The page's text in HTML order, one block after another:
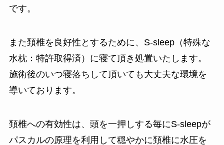
です。
また頚椎を良好性とするために、S-sleep（特殊な
水枕：特許取得済）に寝て頂き処置いたします。
施術後のいつ寝落ちして頂いても大丈夫な環境を
導いております。
頚椎への有効性は、頭を一押しする毎にS-sleepが
パスカルの原理を利用して穏やかに頚椎に水圧を